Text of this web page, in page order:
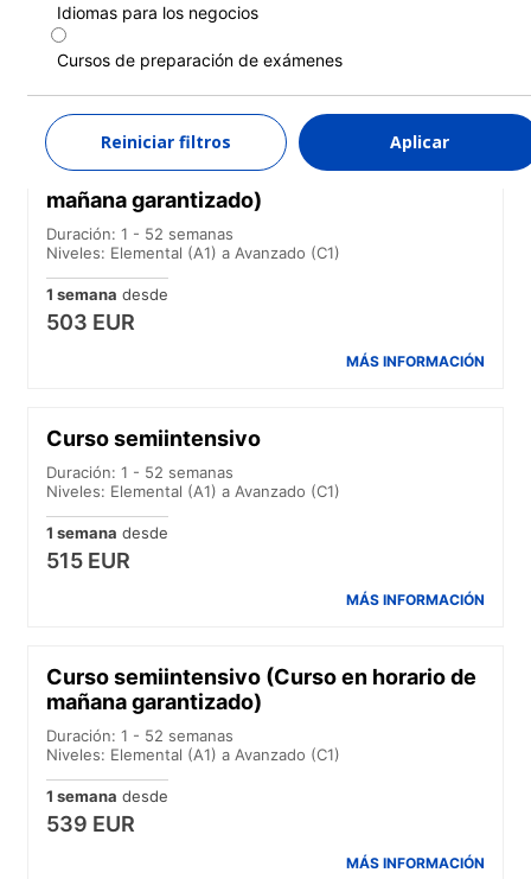
Idiomas para los negocios
Cursos de preparación de exámenes
Reiniciar filtros Aplicar
1 semana
478 EUR
MÁS INFORMACIÓN
Curso estándar (Curso en horario de
mañana garantizado)
Duración: 1 - 52 semanas
Niveles: Elemental (A1) a Avanzado (C1)
1 semana desde
503 EUR
MÁS INFORMACIÓN
Curso semiintensivo
Duración: 1 - 52 semanas
Niveles: Elemental (A1) a Avanzado (C1)
1 semana desde
515 EUR
MÁS INFORMACIÓN
Curso semiintensivo (Curso en horario de
mañana garantizado)
Duración: 1 - 52 semanas
Niveles: Elemental (A1) a Avanzado (C1)
1 semana desde
539 EUR
MÁS INFORMACIÓN